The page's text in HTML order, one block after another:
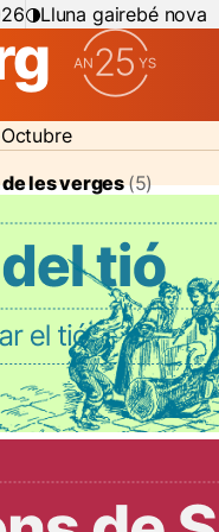
Lluna gairebé nova
Octubre
les verges(5)